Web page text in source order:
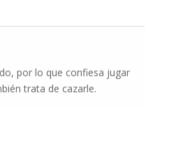
por lo que confiesa jugar
trata de cazarle.